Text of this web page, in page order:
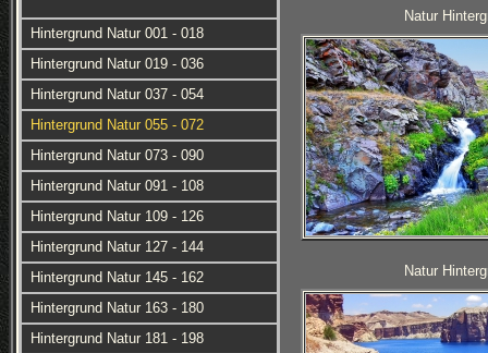
Hintergrund Natur 001 - 018
Hintergrund Natur 019 - 036
Hintergrund Natur 037 - 054
Hintergrund Natur 055 - 072
Hintergrund Natur 073 - 090
Hintergrund Natur 091 - 108
Hintergrund Natur 109 - 126
Hintergrund Natur 127 - 144
Hintergrund Natur 145 - 162
Hintergrund Natur 163 - 180
Hintergrund Natur 181 - 198
Natur
Natur